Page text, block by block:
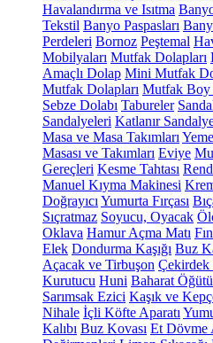
Havalandırma ve Isıtma
Tekstil Banyo Paspasları
Perdeleri Bornoz Peştemal
Mobilyaları Mutfak Dolapları
Amaçlı Dolap Mini Mutfak
Mutfak Dolapları Mutfak Boy
Sebze Dolabı Tabureler
Sandalyeleri Katlanır
Masa ve Masa Takımları
Masası ve Takımları Eviye
Gereçleri Kesme Tahtası
Manuel Kıyma Makinesi
Doğrayıcı Yumurta Fırçası
Sıçratmaz Soyucu, Oyacak
Oklava Hamur Açma Matı
Elek Dondurma Kaşığı Buz
Açacak ve Tirbuşon Çekirdek
Kurutucu Huni Baharat
Sarımsak Ezici Kaşık ve
Nihale İçli Köfte Aparatı
Kalıbı Buz Kovası Et Dövme